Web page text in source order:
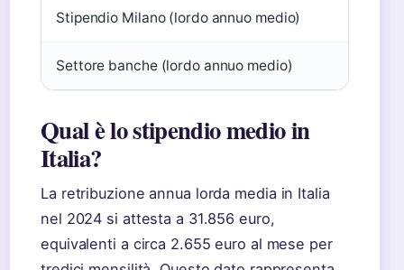
Stipendio Milano (lordo annuo medio)
Settore banche (lordo annuo medio)
Qual è lo stipendio medio in
Italia?
La retribuzione annua lorda media in Italia
nel 2024 si attesta a 31.856 euro,
equivalenti a circa 2.655 euro al mese per